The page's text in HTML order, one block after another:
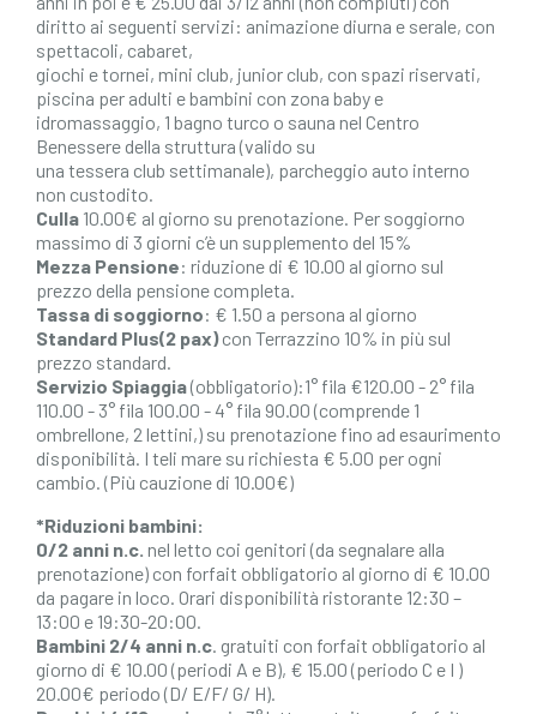
diritto ai seguenti servizi: animazione diurna e serale, con
spettacoli, cabaret,
giochi e tornei, mini club, junior club, con spazi riservati,
piscina per adulti e bambini con zona baby e
idromassaggio, 1 bagno turco o sauna nel Centro
Benessere della struttura (valido su
una tessera club settimanale), parcheggio auto interno
non custodito.
Culla 10.00€ al giorno su prenotazione. Per soggiorno
massimo di 3 giorni c’è un supplemento del 15%
Mezza Pensione: riduzione di € 10.00 al giorno sul
prezzo della pensione completa.
Tassa di soggiorno: € 1.50 a persona al giorno
Standard Plus(2 pax)con Terrazzino 10% in più sul
prezzo standard.
Servizio Spiaggia(obbligatorio):1° fila €120.00 - 2° fila
110.00 - 3° fila 100.00 - 4° fila 90.00 (comprende 1
ombrellone, 2 lettini,) su prenotazione fino ad esaurimento
disponibilità. I teli mare su richiesta € 5.00 per ogni
cambio. (Più cauzione di 10.00€)
*Riduzioni bambini:
0/2 anni n.c. nel letto coi genitori (da segnalare alla
prenotazione) con forfait obbligatorio al giorno di € 10.00
da pagare in loco. Orari disponibilità ristorante 12:30 –
13:00 e 19:30-20:00.
Bambini 2/4 anni n.c. gratuiti con forfait obbligatorio al
giorno di € 10.00 (periodi A e B), € 15.00 (periodo C e I )
20.00€ periodo (D/ E/F/ G/ H).